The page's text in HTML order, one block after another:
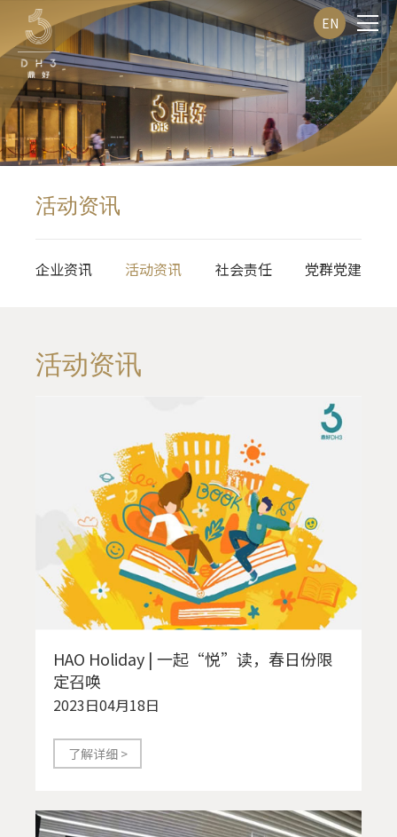
EN
活动资讯
企业资讯 活动资讯 社会责任 党群党建
活动资讯
HAO Holiday | 一起“悦”读，春日份限
定召唤
2023日04月18日
了解详细 >